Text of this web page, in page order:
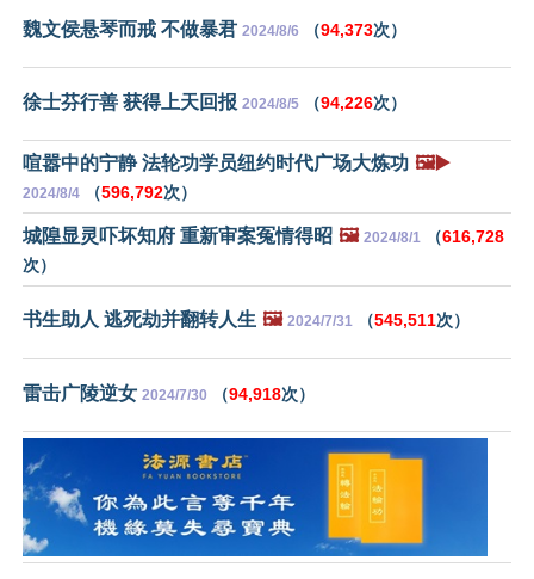
魏文侯悬琴而戒 不做暴君 2024/8/6 （94,373次）
徐士芬行善 获得上天回报 2024/8/5 （94,226次）
喧嚣中的宁静 法轮功学员纽约时代广场大炼功 🖼️▶️
2024/8/4 （596,792次）
城隍显灵吓坏知府 重新审案冤情得昭 🖼️ 2024/8/1 （616,728
次）
书生助人 逃死劫并翻转人生 🖼️ 2024/7/31 （545,511次）
雷击广陵逆女 2024/7/30 （94,918次）